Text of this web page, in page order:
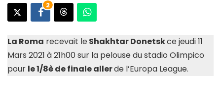
2
La Roma recevait le Shakhtar Donetskce jeudi 11
Mars 2021 à 21h00 sur la pelouse du stadio Olimpico
pour le 1/8è de finale allerde l’Europa League.